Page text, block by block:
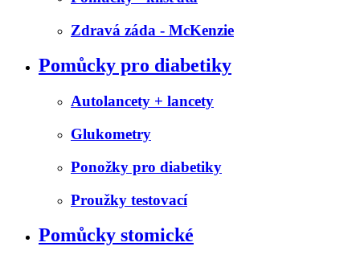
Zdravá záda - McKenzie
Pomůcky pro diabetiky
Autolancety + lancety
Glukometry
Ponožky pro diabetiky
Proužky testovací
Pomůcky stomické